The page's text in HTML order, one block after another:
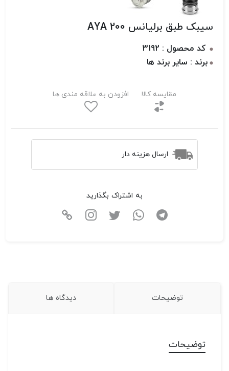
سیبک طبق برلیانس AYA 200
کد محصول : 3192
برند : سایر برند ها
مقایسه کالا افزودن به علاقه مندی ها
ارسال هزینه دار
به اشتراک بگذارید
توضیحات دیدگاه ها
توضیحات